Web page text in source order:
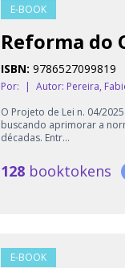
E-BOOK
Reforma do
ISBN: 9786527099819
Por: | Autor: Pereira,
O Projeto de Lei n. 04/
buscando aprimorar a
décadas. Entr...
128 booktokens
E-BOOK